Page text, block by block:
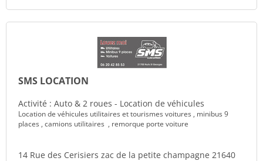
SMS LOCATION
Activité : Auto & 2 roues - Location de véhicules
Location de véhicules utilitaires et tourismes voitures , minibus 9
places , camions utilitaires , remorque porte voiture
14 Rue des Cerisiers zac de la petite champagne 21640